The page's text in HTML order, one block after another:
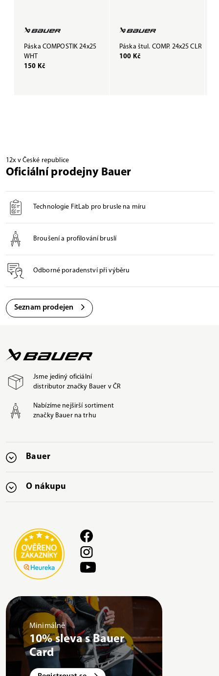
Páska COMPOSTIK 24x25
WHT
150 Kč
Páska štul. COMP. 24x25 CLR
100 Kč
12x v České republice
Oficiální prodejny Bauer
Technologie FitLab pro brusle na míru
Broušení a profilování bruslí
Odborné poradenství při výběru
Seznam prodejen
Jsme jediný oficiální
distributor značky Bauer v ČR
Nabízíme nejširší sortiment
značky Bauer na trhu
Bauer
O nákupu
Minimálně
10% sleva s Bauer
Card